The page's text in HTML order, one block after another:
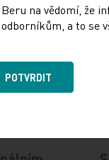
definované
stole o kardio-
předávat nebo
Beru na vědomí, že
odborníkům, a to se
POTVRDIT